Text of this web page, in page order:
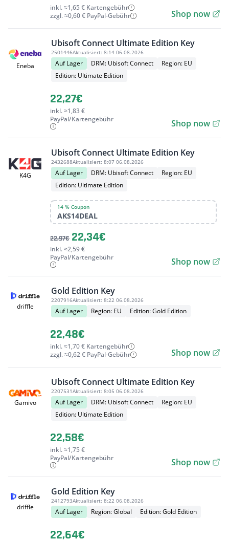
inkl. ≈1,65 € Kartengebühr
zzgl. ≈0,60 € PayPal-Gebühr
Shop now
Eneba
Ubisoft Connect Ultimate Edition Key
2501446Aktualisiert: 8:14 06.08.2026
Auf Lager DRM: Ubisoft Connect
Region: EU
Edition: Ultimate Edition
22,27€
inkl. ≈1,83 €
PayPal/Kartengebühr
Shop now
K4G
Ubisoft Connect Ultimate Edition Key
2432688Aktualisiert: 8:07 06.08.2026
Auf Lager DRM: Ubisoft Connect
Region: EU
Edition: Ultimate Edition
14 % Coupon
AKS14DEAL
22,97€ 22,34€
inkl. ≈2,59 €
PayPal/Kartengebühr
Shop now
driffle
Gold Edition Key
2207916Aktualisiert: 8:22 06.08.2026
Auf Lager Region: EU Edition: Gold Edition
22,48€
inkl. ≈1,70 € Kartengebühr
zzgl. ≈0,62 € PayPal-Gebühr
Shop now
Gamivo
Ubisoft Connect Ultimate Edition Key
2207531Aktualisiert: 8:05 06.08.2026
Auf Lager DRM: Ubisoft Connect
Region: EU
Edition: Ultimate Edition
22,58€
inkl. ≈1,75 €
PayPal/Kartengebühr
Shop now
driffle
Gold Edition Key
2412793Aktualisiert: 8:22 06.08.2026
Auf Lager Region: Global Edition: Gold Edition
22,64€